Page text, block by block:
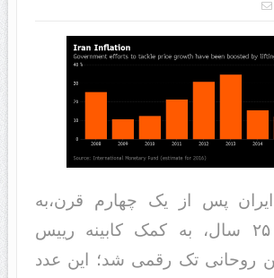
پس از یک چهارم قرن،به
عبارت دیگر ۲۵ سال، به کمک کابینه رییس
روحانی تک رقمی شد؛ این عدد